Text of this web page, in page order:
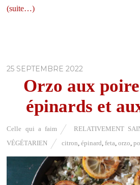
(suite…)
25 SEPTEMBRE 2022
Orzo aux
épinards et
Celle qui a faim RELATIVEMENT
VÉGÉTARIEN
citron,épinard, feta,orzo,